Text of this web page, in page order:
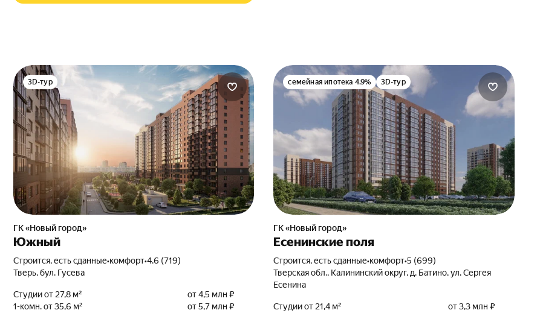
3D-тур
ГК «Новый город»
Южный
Строится, есть сданные•комфорт•4.6 (719)
Тверь, бул. Гусева
Студии от 27,8 м²
от 4,5 млн ₽
1-комн. от 35,6 м²
от 5,7 млн ₽
семейная ипотека 4.9% 3D-тур
ГК «Новый город»
Есенинские поля
Строится, есть сданные•комфорт•5 (699)
Тверская обл., Калининский округ, д. Батино, ул. Сергея
Есенина
Студии от 21,4 м²
от 3,3 млн ₽